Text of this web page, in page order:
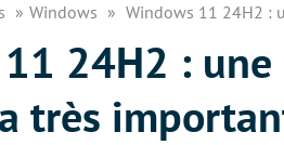
Windows Windows 11 24H2 :
24H2 :
très